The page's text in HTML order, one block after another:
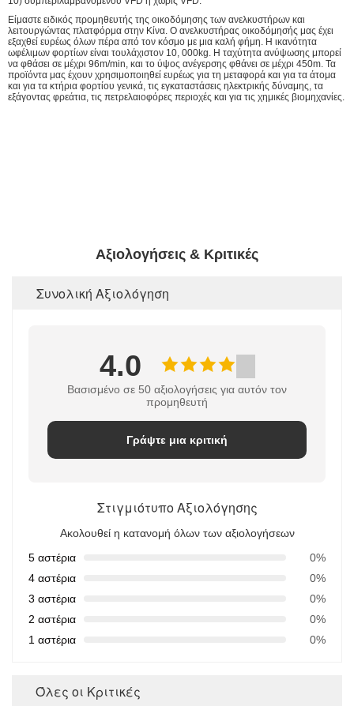
Είμαστε ειδικός προμηθευτής της οικοδόμησης των ανελκυστήρων και
λειτουργώντας πλατφόρμα στην Κίνα. Ο ανελκυστήρας οικοδόμησής μας έχει
εξαχθεί ευρέως όλων πέρα από τον κόσμο με μια καλή φήμη. Η ικανότητα
ωφέλιμων φορτίων είναι τουλάχιστον 10, 000kg. Η ταχύτητα ανύψωσης μπορεί
να φθάσει σε μέχρι 96m/min, και το ύψος ανέγερσης φθάνει σε μέχρι 450m. Τα
προϊόντα μας έχουν χρησιμοποιηθεί ευρέως για τη μεταφορά και για τα άτομα
και για τα κτήρια φορτίου γενικά, τις εγκαταστάσεις ηλεκτρικής δύναμης, τα
εξάγοντας φρεάτια, τις πετρελαιοφόρες περιοχές και για τις χημικές βιομηχανίες.
Αξιολογήσεις & Κριτικές
Συνολική Αξιολόγηση
4.0
Βασισμένο σε 50 αξιολογήσεις για αυτόν τον
προμηθευτή
Γράψτε μια κριτική
Στιγμιότυπο Αξιολόγησης
Ακολουθεί η κατανομή όλων των αξιολογήσεων
5 αστέρια
0%
4 αστέρια
0%
3 αστέρια
0%
2 αστέρια
0%
1 αστέρια
0%
Όλες οι Κριτικές